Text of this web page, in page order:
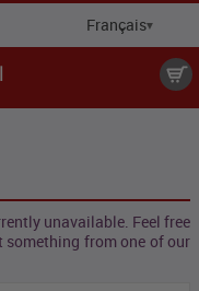
unavailable. Feel free
from one of our